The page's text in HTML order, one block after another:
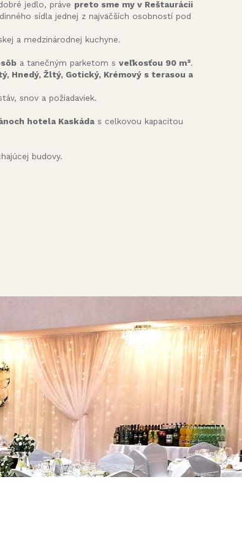
jedlo, práve preto sme my v Reštaurácii
sídla jednej z najväčších osobností pod
a medzinárodnej kuchyne.
a tanečným parketom s veľkosťou 90 m².
Hnedý, Žltý, Gotický, Krémový s terasou a
snov a požiadaviek.
hotela Kaskádas celkovou kapacitou
budovy.